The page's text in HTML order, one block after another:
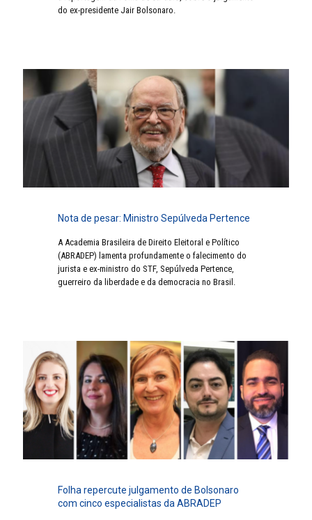
do ex-presidente Jair Bolsonaro.
Nota de pesar: Ministro Sepúlveda Pertence
A Academia Brasileira de Direito Eleitoral e Político
(ABRADEP) lamenta profundamente o falecimento do
jurista e ex-ministro do STF, Sepúlveda Pertence,
guerreiro da liberdade e da democracia no Brasil.
Folha repercute julgamento de Bolsonaro
com cinco especialistas da ABRADEP